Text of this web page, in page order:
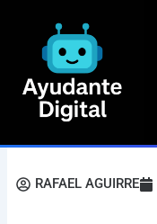
contenido
RAFAEL AGUIRRE